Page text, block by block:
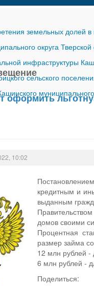
земельных долей
округа
инфраструктуры
сельского
оформить
10:02
кредитным и
выданным
домов своими
Процентная
размер займа
12 млн рублей -
6 млн рублей -
Поделиться: